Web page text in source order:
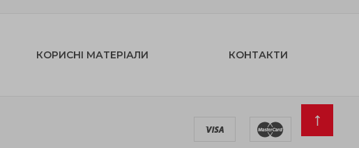
КОРИСНІ МАТЕРІАЛИ КОНТАКТИ